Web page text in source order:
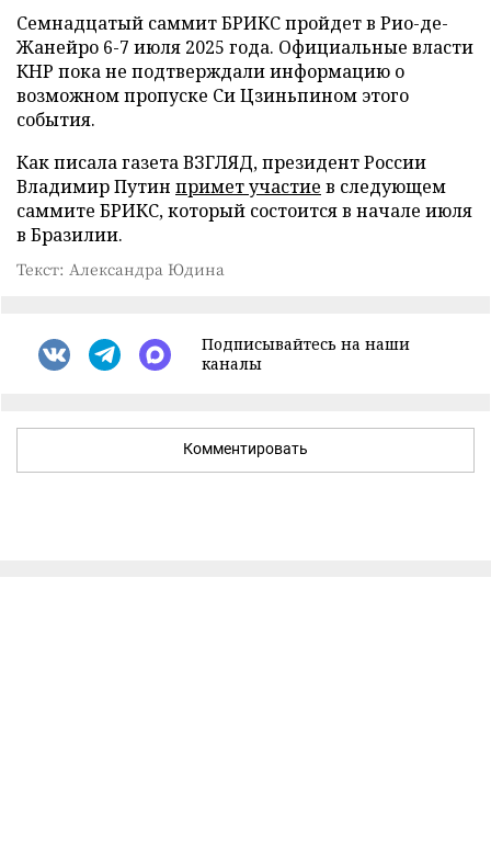
Семнадцатый саммит БРИКС пройдет в Рио-де-
Жанейро 6-7 июля 2025 года. Официальные власти
КНР пока не подтверждали информацию о
возможном пропуске Си Цзиньпином этого
события.
Как писала газета ВЗГЛЯД, президент России
Владимир Путин примет участие в следующем
саммите БРИКС, который состоится в начале июля
в Бразилии.
Текст: Александра Юдина
Подписывайтесь на наши
каналы
Комментировать